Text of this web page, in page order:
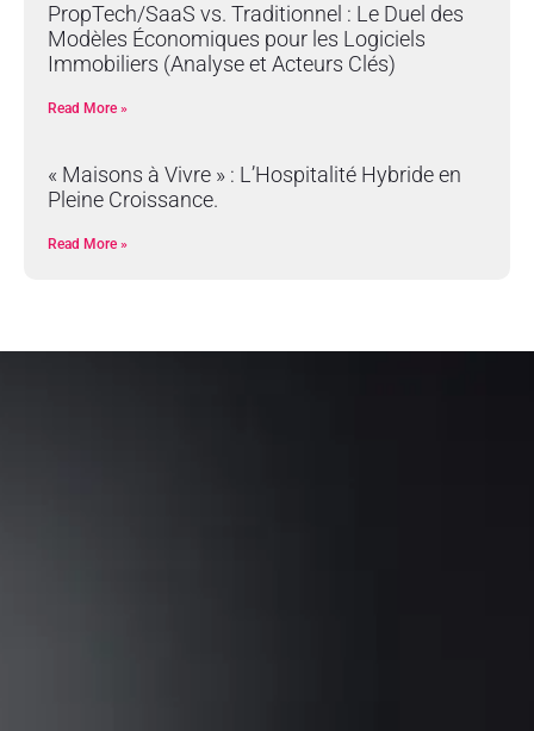
PropTech/SaaS vs. Traditionnel : Le Duel des
Modèles Économiques pour les Logiciels
Immobiliers (Analyse et Acteurs Clés)
Read More »
« Maisons à Vivre » : L’Hospitalité Hybride en
Pleine Croissance.
Read More »